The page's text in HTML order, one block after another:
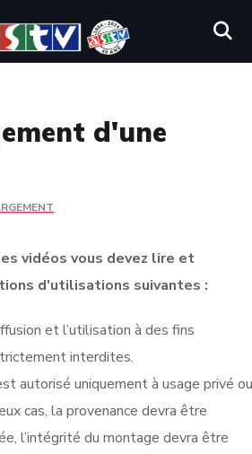
d'une
vidéos vous devez lire et
d'utilisations suivantes :
et l’utilisation à des fins
interdites.
autorisé uniquement à usage privé
cas, la provenance devra être
l’intégrité du montage devra être